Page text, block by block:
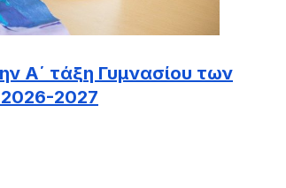
Α΄ τάξη Γυμνασίου των
2026-2027